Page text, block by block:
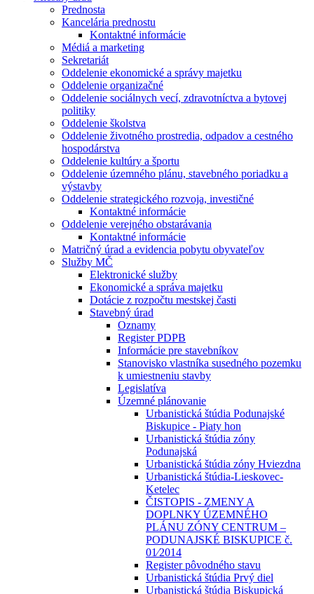
Prednosta
Kancelária prednostu
Kontaktné informácie
Médiá a marketing
Sekretariát
Oddelenie ekonomické a správy majetku
Oddelenie organizačné
Oddelenie sociálnych vecí, zdravotníctva a bytovej
politiky
Oddelenie školstva
Oddelenie životného prostredia, odpadov a cestného
hospodárstva
Oddelenie kultúry a športu
Oddelenie územného plánu, stavebného poriadku a
výstavby
Oddelenie strategického rozvoja, investičné
Kontaktné informácie
Oddelenie verejného obstarávania
Kontaktné informácie
Matričný úrad a evidencia pobytu obyvateľov
Služby MČ
Elektronické služby
Ekonomické a správa majetku
Dotácie z rozpočtu mestskej časti
Stavebný úrad
Oznamy
Register PDPB
Informácie pre stavebníkov
Stanovisko vlastníka susedného pozemku
k umiestneniu stavby
Legislatíva
Územné plánovanie
Urbanistická štúdia Podunajské
Biskupice - Piaty hon
Urbanistická štúdia zóny
Podunajská
Urbanistická štúdia zóny Hviezdna
Urbanistická štúdia-Lieskovec-
Ketelec
ČISTOPIS - ZMENY A
DOPLNKY ÚZEMNÉHO
PLÁNU ZÓNY CENTRUM –
PODUNAJSKÉ BISKUPICE č.
01⁄2014
Register pôvodného stavu
Urbanistická štúdia Prvý diel
Urbanistická štúdia Biskupická